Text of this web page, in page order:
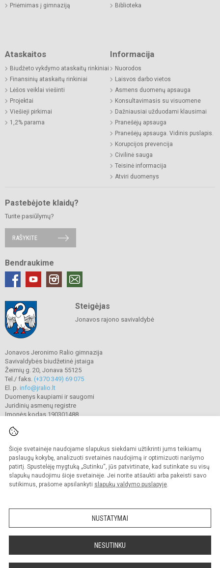
Šioje svetainėje naudojame slapukus siekdami užtikrinti jums teikiamų
paslaugų kokybę, analizuoti svetainės naudojimą ir optimizuoti naršymo
patirtį. Spustelėję mygtuką „Sutinku“, jūs patvirtinate, kad sutinkate su visų
slapukų naudojimu šioje svetainėje. Jei norite atšaukti arba pakeisti savo
sutikimus, prašome apsilankyti slapukų valdymo puslapyje.
NUSTATYMAI
NESUTINKU
Priėmimas į gimnaziją
Biblioteka
Ataskaitos
Biudžeto vykdymo ataskaitų rinkiniai
Finansinių ataskaitų rinkiniai
Lėšos veiklai viešinti
Projektai
Viešieji pirkimai
1,2% parama
Informacija
Nuorodos
Laisvos darbo vietos
Asmens duomenų apsauga
Konsultavimasis su visuomene
Dažniausiai užduodami klausimai
Pranešėjų apsauga
Pranešėjų apsauga. Vidinis puslapis.
Korupcijos prevencija
Civilinė sauga
Teisinė informacija
Atviri duomenys
Pastebėjote klaidų?
Turite pasiūlymų?
RAŠYKITE
Bendraukime
Steigėjas
Jonavos rajono savivaldybė
Jonavos Jeronimo Ralio gimnazija
Savivaldybės biudžetinė įstaiga
Žeimių g. 20, Jonava 55125
Tel./ faks. (+370 349) 69 075
El. p. info@jralio.lt
Duomenys kaupiami ir saugomi
Juridinių asmenų registre
Įmonės kodas 190301488
© 2023. Jonavos Jeronimo Ralio gimnazija. Visos teisės saugomos.
Kopijuoti turinį be raštiško gimnazijos sutikimo griežtai draudžiama.
Prieinamumo paraiška Slapukų valdymas
Sumanus būdas atnaujinti